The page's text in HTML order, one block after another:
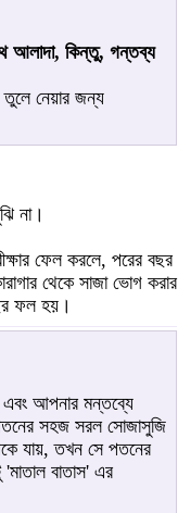
আলাদা, কিন্তু, গন্তব্য
তুলে নেয়ার জন্য
না।
ফেল করলে, পরের বছর
থেকে সাজা ভোগ করার
ফল হয়।
আপনার মন্তব্যে
সহজ সরল সোজাসুজি
যায়, তখন সে পতনের
বাতাস' এর